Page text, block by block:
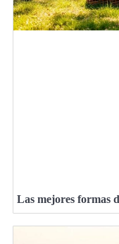
Las mejores formas